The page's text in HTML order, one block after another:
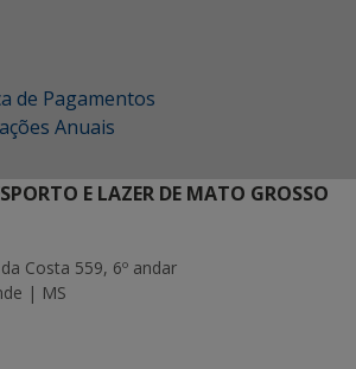
de Pagamentos
Anuais
E LAZER DE MATO GROSSO
Costa 559, 6º andar
| MS